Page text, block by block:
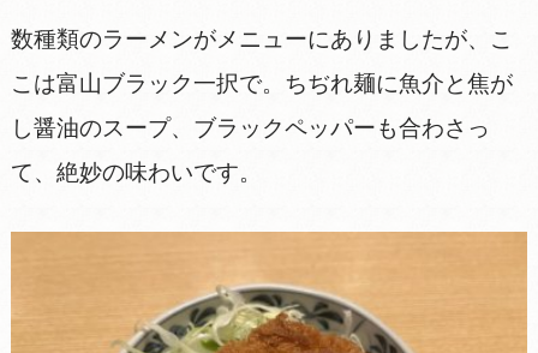
数種類のラーメンがメニューにありましたが、こ
こは富山ブラック一択で。ちぢれ麺に魚介と焦が
し醤油のスープ、ブラックペッパーも合わさっ
て、絶妙の味わいです。